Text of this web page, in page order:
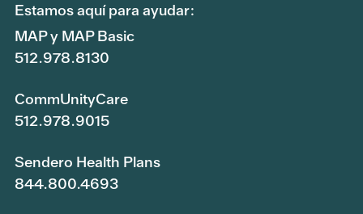
Estamos aquí para ayudar:
MAP y MAP Basic
512.978.8130
CommUnityCare
512.978.9015
Sendero Health Plans
844.800.4693